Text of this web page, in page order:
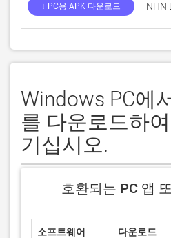
↓ PC용 APK 다운로드 NHN
Windows PC에
를 다운로드하
기십시오.
호환되는 PC 앱
소프트웨어 다운로드